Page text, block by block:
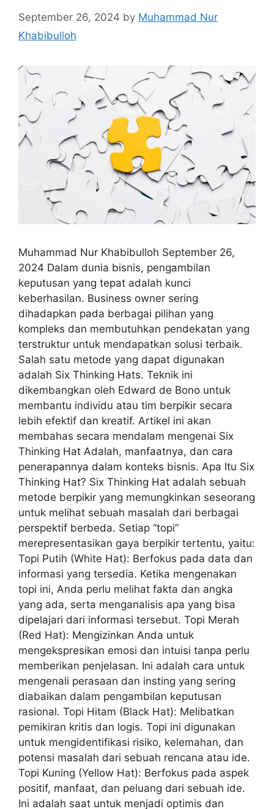
September 26, 2024 by Muhammad Nur
Khabibulloh
Muhammad Nur Khabibulloh September 26,
2024 Dalam dunia bisnis, pengambilan
keputusan yang tepat adalah kunci
keberhasilan. Business owner sering
dihadapkan pada berbagai pilihan yang
kompleks dan membutuhkan pendekatan yang
terstruktur untuk mendapatkan solusi terbaik.
Salah satu metode yang dapat digunakan
adalah Six Thinking Hats. Teknik ini
dikembangkan oleh Edward de Bono untuk
membantu individu atau tim berpikir secara
lebih efektif dan kreatif. Artikel ini akan
membahas secara mendalam mengenai Six
Thinking Hat Adalah, manfaatnya, dan cara
penerapannya dalam konteks bisnis. Apa Itu Six
Thinking Hat? Six Thinking Hat adalah sebuah
metode berpikir yang memungkinkan seseorang
untuk melihat sebuah masalah dari berbagai
perspektif berbeda. Setiap “topi”
merepresentasikan gaya berpikir tertentu, yaitu:
Topi Putih (White Hat): Berfokus pada data dan
informasi yang tersedia. Ketika mengenakan
topi ini, Anda perlu melihat fakta dan angka
yang ada, serta menganalisis apa yang bisa
dipelajari dari informasi tersebut. Topi Merah
(Red Hat): Mengizinkan Anda untuk
mengekspresikan emosi dan intuisi tanpa perlu
memberikan penjelasan. Ini adalah cara untuk
mengenali perasaan dan insting yang sering
diabaikan dalam pengambilan keputusan
rasional. Topi Hitam (Black Hat): Melibatkan
pemikiran kritis dan logis. Topi ini digunakan
untuk mengidentifikasi risiko, kelemahan, dan
potensi masalah dari sebuah rencana atau ide.
Topi Kuning (Yellow Hat): Berfokus pada aspek
positif, manfaat, dan peluang dari sebuah ide.
Ini adalah saat untuk menjadi optimis dan